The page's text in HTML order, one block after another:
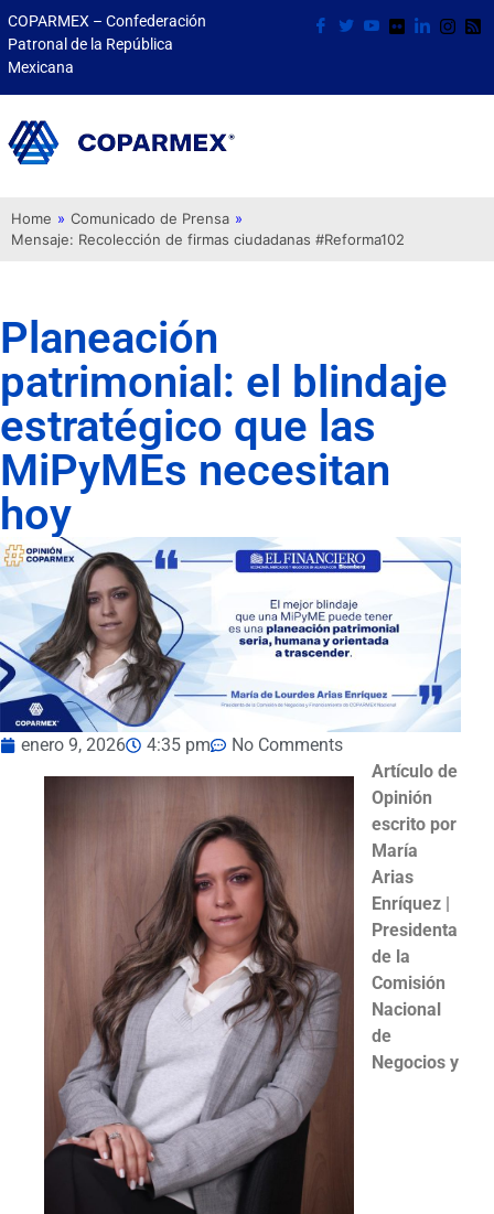
COPARMEX – Confederación
Patronal de la República
Mexicana
Home » Comunicado de Prensa »
Mensaje: Recolección de firmas ciudadanas #Reforma102
Planeación
patrimonial: el blindaje
estratégico que las
MiPyMEs necesitan
hoy
enero 9, 2026 4:35 pm
No Comments
Artículo de
Opinión
escrito por
María
Arias
Enríquez |
Presidenta
de la
Comisión
Nacional
de
Negocios y